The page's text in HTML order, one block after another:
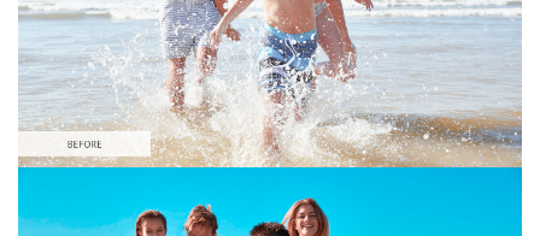
Si prega di Selezionare
Free Orange&Teal LUT #9